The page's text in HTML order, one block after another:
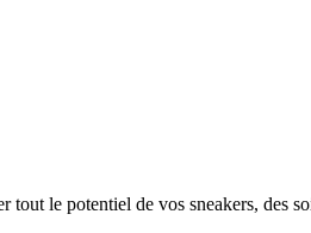
le potentiel de vos sneakers, des